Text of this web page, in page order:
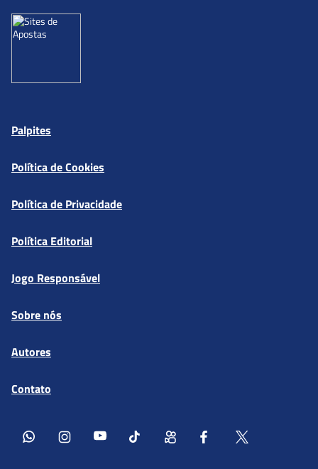
Palpites
Política de Cookies
Política de Privacidade
Política Editorial
Jogo Responsável
Sobre nós
Autores
Contato